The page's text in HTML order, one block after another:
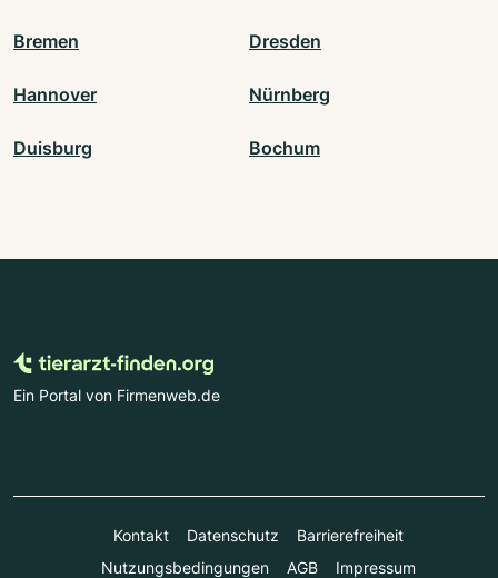
Bremen Dresden
Hannover Nürnberg
Duisburg Bochum
Ein Portal von Firmenweb.de
Kontakt Datenschutz
Barrierefreiheit
Nutzungsbedingungen
AGB Impressum